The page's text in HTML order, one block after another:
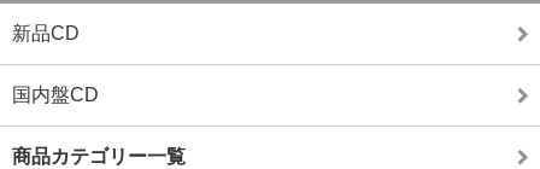
新品CD
国内盤CD
商品カテゴリー一覧